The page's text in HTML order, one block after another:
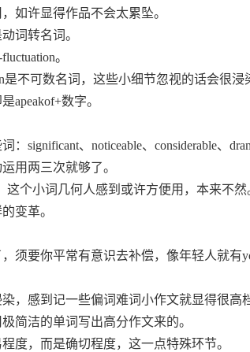
如许显得作品不会太累坠。
词转名词。
。
不可数名词，这些小细节忽视的话会很浸
apeakof+数字。
significant、noticeable、considerable、
用两三次就够了。
这个小词几何人感到或许方便用，本来不然
变革。
须要你平常有意识去补偿，像年轻人就有
，感到记一些偏词难词小作文就显得很高
简洁的单词写出高分作文来的。
度，而是确切程度，这一点特殊环节。